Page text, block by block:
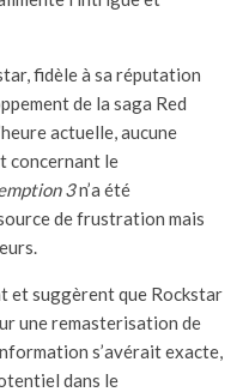
fidèle à sa réputation
de la saga Red
actuelle, aucune
concernant le
3n’a été
de frustration mais
et suggèrent que Rockstar
une remasterisation de
s’avérait exacte,
dans le